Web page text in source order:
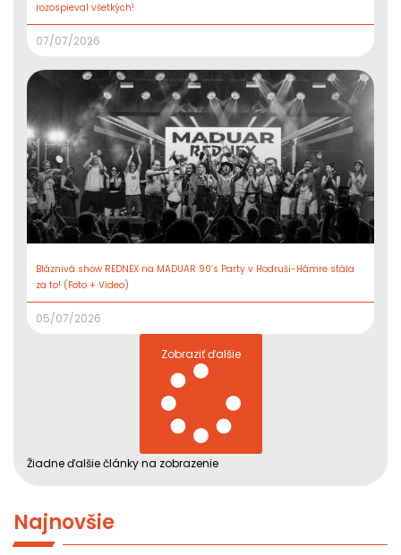
rozospieval všetkých!
07/07/2026
Bláznivá show REDNEX na MADUAR 90’s Party v Hodruši-Hámre stála
za to! (Foto + Video)
05/07/2026
Zobraziť ďalšie
Žiadne ďalšie články na zobrazenie
Najnovšie